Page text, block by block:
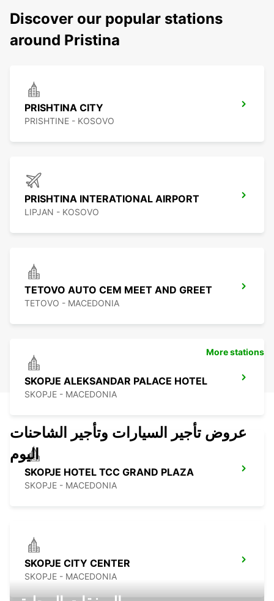
Discover our popular stations
around Pristina
PRISHTINA CITY
PRISHTINE - KOSOVO
PRISHTINA INTERATIONAL AIRPORT
LIPJAN - KOSOVO
TETOVO AUTO CEM MEET AND GREET
TETOVO - MACEDONIA
SKOPJE ALEKSANDAR PALACE HOTEL
SKOPJE - MACEDONIA
SKOPJE HOTEL TCC GRAND PLAZA
SKOPJE - MACEDONIA
SKOPJE CITY CENTER
SKOPJE - MACEDONIA
More stations
عروض تأجير السيارات وتأجير الشاحنات
اليوم